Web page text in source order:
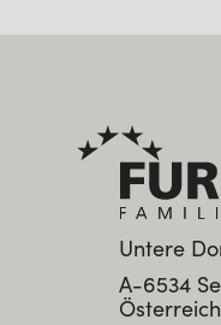
Untere
A-6534
Österreich